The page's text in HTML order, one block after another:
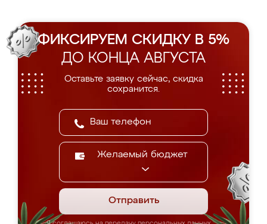
ФИКСИРУЕМ СКИДКУ В 5%
ДО КОНЦА АВГУСТА
Оставьте заявку сейчас, скидка
сохранится.
Желаемый бюджет
Отправить